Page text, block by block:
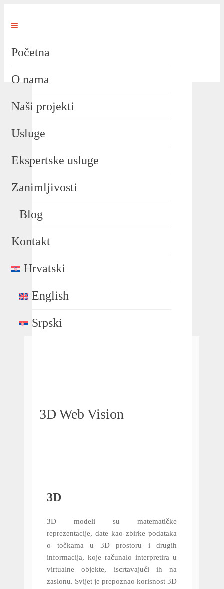
Početna
O nama
Naši projekti
Usluge
Ekspertske usluge
Zanimljivosti
Blog
Kontakt
Hrvatski
English
Srpski
3D Web Vision
3D
3D modeli su matematičke
reprezentacije, date kao zbirke podataka
o točkama u 3D prostoru i drugih
informacija, koje računalo interpretira u
virtualne objekte, iscrtavajući ih na
zaslonu. Svijet je prepoznao korisnost 3D